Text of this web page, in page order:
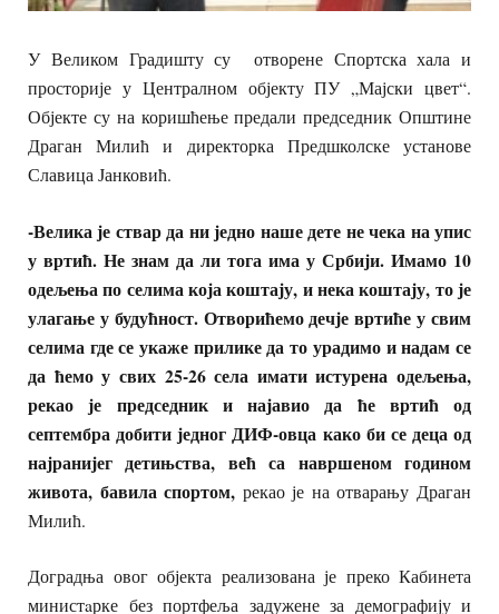
У Великом Градишту су отворене Спортска хала и
просторије у Централном објекту ПУ „Мајски цвет“.
Објекте су на коришћење предали председник Општине
Драган Милић и директорка Предшколске установе
Славица Јанковић.
-Велика је ствар да ни једно наше дете не чека на упис
у вртић. Не знам да ли тога има у Србији. Имамо 10
одељења по селима која коштају, и нека коштају, то је
улагање у будућност. Отворићемо дечје вртиће у свим
селима где се укаже прилике да то урадимо и надам се
да ћемо у свих 25-26 села имати истурена одељења,
рекао је председник и најавио да ће вртић од
септембра добити једног ДИФ-овца како би се деца од
најранијег детињства, већ са навршеном годином
живота, бавила спортом, рекао је на отварању Драган
Милић.
Доградња овог објекта реализована је преко Кабинета
министaрке без портфеља задужене за демографију и